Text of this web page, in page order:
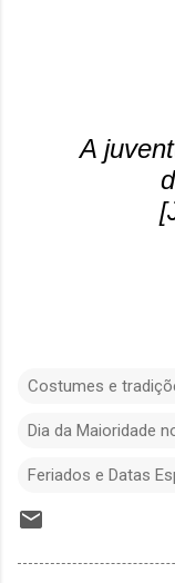
A
Costumes e
Dia da Maioridade
Feriados e Datas